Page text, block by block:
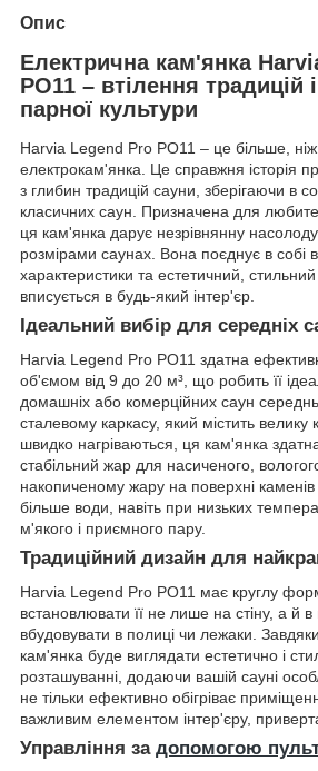
Опис
Електрична кам'янка
PO11 – втілення традицій
парної культури
Harvia Legend Pro PO11 – це більше,
електрокам'янка. Це справжня історія
з глибин традицій сауни, зберігаючи в
класичних саун. Призначена для
ця кам'янка дарує незрівнянну насолоду
розмірами саунах. Вона поєднує в собі
характеристики та естетичний,
вписується в будь-який інтер'єр.
Ідеальний вибір для середніх
Harvia Legend Pro PO11 здатна
об'ємом від 9 до 20 м³, що робить її
домашніх або комерційних саун
сталевому каркасу, який містить велику
швидко нагріваються, ця кам'янка
стабільний жар для насиченого,
накопиченому жару на поверхні
більше води, навіть при низьких
м'якого і приємного пару.
Традиційний дизайн для
Harvia Legend Pro PO11 має круглу
встановлювати її не лише на стіну, а й
вбудовувати в полиці чи лежаки.
кам'янка буде виглядати естетично і
розташуванні, додаючи вашій сауні
не тільки ефективно обігріває
важливим елементом інтер'єру,
Управління за допомогою